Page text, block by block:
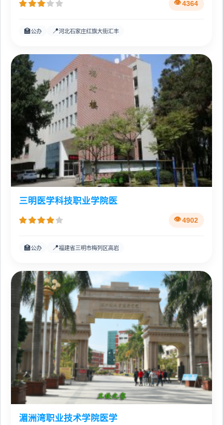
4364
🏫公办 📍河北石家庄红旗大街汇丰
三明医学科技职业学院医
4902
🏫公办 📍福建省三明市梅列区高岩
湄洲湾职业技术学院医学